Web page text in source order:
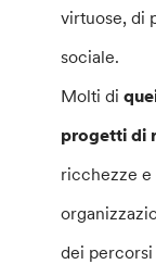
virtuose, di
sociale.
Molti di
progetti di
ricchezze
dei